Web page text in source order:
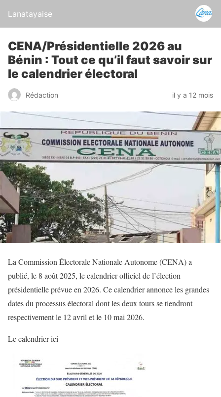
Lanatayaise
CENA/Présidentielle 2026 au
Bénin : Tout ce qu’il faut savoir sur
le calendrier électoral
Rédaction il y a 12 mois
La Commission Électorale Nationale Autonome (CENA) a
publié, le 8 août 2025, le calendrier officiel de l’élection
présidentielle prévue en 2026. Ce calendrier annonce les grandes
dates du processus électoral dont les deux tours se tiendront
respectivement le 12 avril et le 10 mai 2026.
Le calendrier ici